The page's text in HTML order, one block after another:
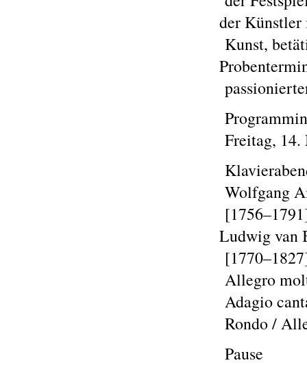
der
Kunst,
Freitag, 14.
Wolfgang
Ludwig van
Allegro
Adagio
Rondo /
Pause